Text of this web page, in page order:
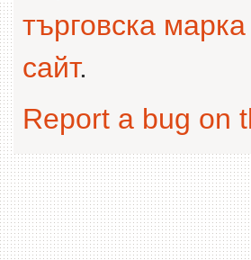
търговска марка
сайт.
Report a bug on